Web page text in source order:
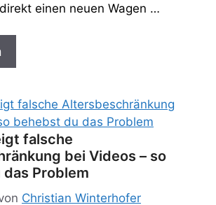
einen neuen Wagen …
falsche
bei Videos – so
Problem
Christian Winterhofer